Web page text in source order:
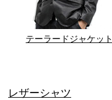
テーラードジャケット
レザーシャツ